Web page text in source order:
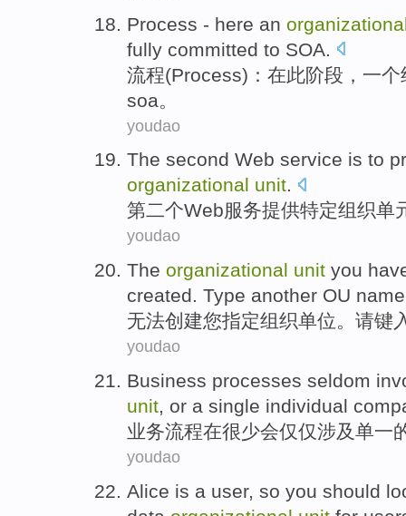
Process - here an
fully committed to SOA
流程(Process)： 在此阶段， 一个
soa 。
youdao
The second Web service is to
organizational unit.
第二个Web服务提供特定组织单
youdao
The organizational unit you
created. Type another OU
无法创建您指定组织单位。 请键
youdao
Business processes seldom
unit, or a single individual
业务流程在很少会仅仅涉及单一
youdao
Alice is a user, so you should